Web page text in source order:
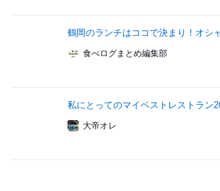
鶴岡のランチはココで決まり！オシ
食べログまとめ編集部
私にとってのマイベストレストラン
大帝オレ